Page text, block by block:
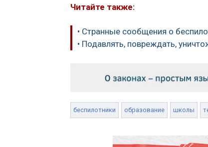
Читайте также:
• Странные сообщения о
• Подавлять, повреждать,
беспилотники образование школы